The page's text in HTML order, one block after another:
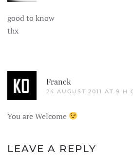
good to know
thx
Franck
24 AUGUST 2011 AT 9 H
You are Welcome
LEAVE A REPLY